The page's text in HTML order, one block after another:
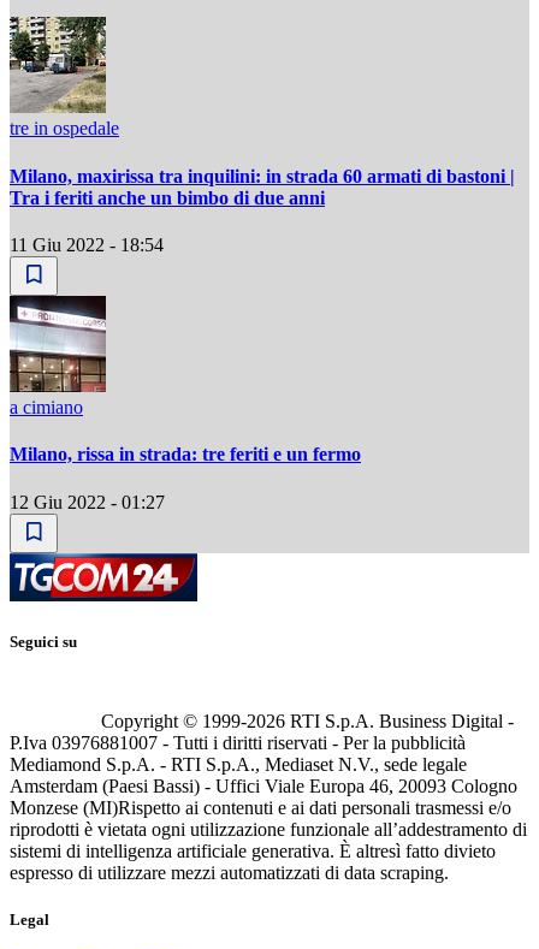
tre in ospedale
Milano, maxirissa tra inquilini: in strada 60 armati di bastoni |
Tra i feriti anche un bimbo di due anni
11 Giu 2022 - 18:54
a cimiano
Milano, rissa in strada: tre feriti e un fermo
12 Giu 2022 - 01:27
Seguici su
Copyright © 1999-2026 RTI S.p.A. Business Digital -
P.Iva 03976881007 - Tutti i diritti riservati - Per la pubblicità
Mediamond S.p.A. - RTI S.p.A., Mediaset N.V., sede legale
Amsterdam (Paesi Bassi) - Uffici Viale Europa 46, 20093 Cologno
Monzese (MI)Rispetto ai contenuti e ai dati personali trasmessi e/o
riprodotti è vietata ogni utilizzazione funzionale all’addestramento di
sistemi di intelligenza artificiale generativa. È altresì fatto divieto
espresso di utilizzare mezzi automatizzati di data scraping.
Legal